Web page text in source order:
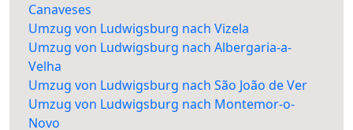
Canaveses
Umzug von Ludwigsburg nach Vizela
Umzug von Ludwigsburg nach Albergaria-a-
Velha
Umzug von Ludwigsburg nach São João de Ver
Umzug von Ludwigsburg nach Montemor-o-
Novo